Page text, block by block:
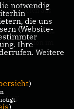
aus
Bezirken
sind wir die
Fraktion im
notwendig
die uns
(Website-
Ihre
Weitere
)
)